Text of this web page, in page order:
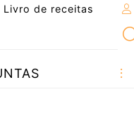
Livro de receitas